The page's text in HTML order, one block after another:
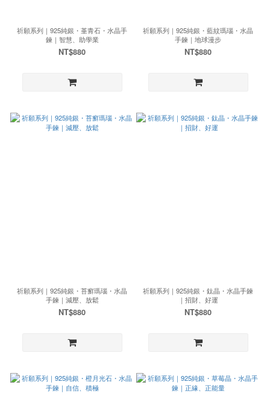
祈願系列｜925純銀・堇青石・水晶手
鍊｜智慧、助學業
NT$880
祈願系列｜925純銀・藍紋瑪瑙・水晶
手鍊｜地球漫步
NT$880
祈願系列｜925純銀・苔癬瑪瑙・水晶
手鍊｜減壓、放鬆
NT$880
祈願系列｜925純銀・鈦晶・水晶手鍊
｜招財、好運
NT$880